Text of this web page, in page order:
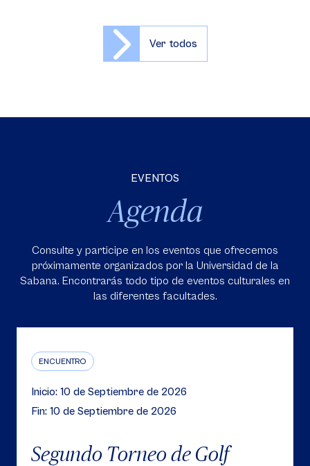
Ver todos
EVENTOS
Agenda
Consulte y participe en los eventos que ofrecemos
próximamente organizados por la Universidad de la
Sabana. Encontrarás todo tipo de eventos culturales en
las diferentes facultades.
ENCUENTRO
Inicio: 10 de Septiembre de 2026
Fin: 10 de Septiembre de 2026
Segundo Torneo de Golf